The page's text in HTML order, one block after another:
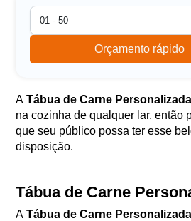
Orçamento rápido
ATábua de Carne
na cozinha de qualquer lar, então
que seu público possa ter esse
disposição.
Tábua de Carne
ATábua de Carne